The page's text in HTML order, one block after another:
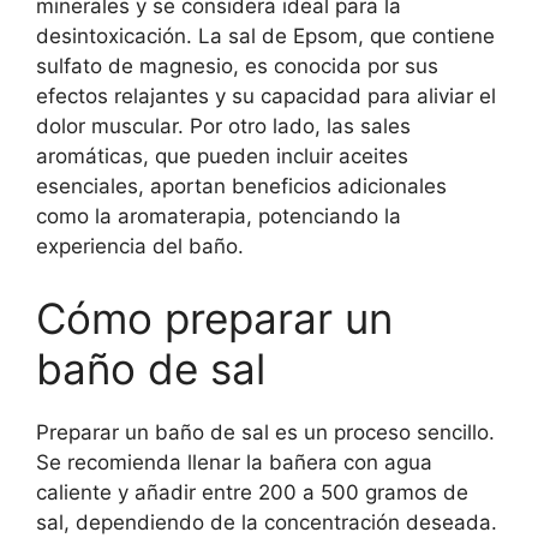
minerales y se considera ideal para la
desintoxicación. La sal de Epsom, que contiene
sulfato de magnesio, es conocida por sus
efectos relajantes y su capacidad para aliviar el
dolor muscular. Por otro lado, las sales
aromáticas, que pueden incluir aceites
esenciales, aportan beneficios adicionales
como la aromaterapia, potenciando la
experiencia del baño.
Cómo preparar un
baño de sal
Preparar un baño de sal es un proceso sencillo.
Se recomienda llenar la bañera con agua
caliente y añadir entre 200 a 500 gramos de
sal, dependiendo de la concentración deseada.